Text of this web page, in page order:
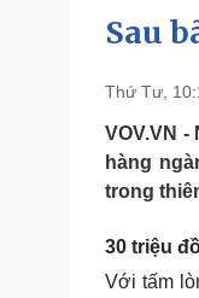
Nhận diện
Pháp luật
Vụ án
Tin nóng
Sau
Thứ Tư,
VOV.VN
hàng
trong
30 triệu
Với tấm